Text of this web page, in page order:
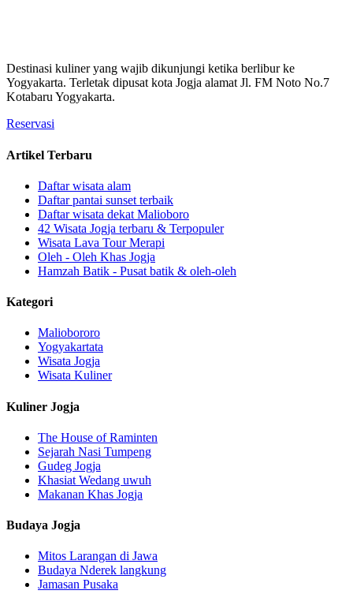
Destinasi kuliner yang wajib dikunjungi ketika berlibur ke
Yogyakarta. Terletak dipusat kota Jogja alamat Jl. FM Noto No.7
Kotabaru Yogyakarta.
Reservasi
Artikel Terbaru
Daftar wisata alam
Daftar pantai sunset terbaik
Daftar wisata dekat Malioboro
42 Wisata Jogja terbaru & Terpopuler
Wisata Lava Tour Merapi
Oleh - Oleh Khas Jogja
Hamzah Batik - Pusat batik & oleh-oleh
Kategori
Maliobororo
Yogyakartata
Wisata Jogja
Wisata Kuliner
Kuliner Jogja
The House of Raminten
Sejarah Nasi Tumpeng
Gudeg Jogja
Khasiat Wedang uwuh
Makanan Khas Jogja
Budaya Jogja
Mitos Larangan di Jawa
Budaya Nderek langkung
Jamasan Pusaka